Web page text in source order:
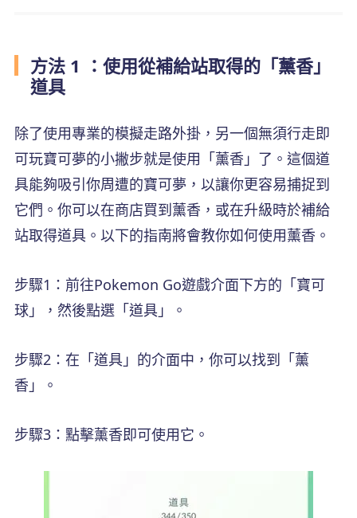
方法 1 ：使用從補給站取得的「薰香」
道具
除了使用專業的模擬走路外掛，另一個無須行走即
可玩寶可夢的小撇步就是使用「薰香」了。這個道
具能夠吸引你周遭的寶可夢，以讓你更容易捕捉到
它們。你可以在商店買到薰香，或在升級時於補給
站取得道具。以下的指南將會教你如何使用薰香。
步驟1：前往Pokemon Go遊戲介面下方的「寶可
球」，然後點選「道具」。
步驟2：在「道具」的介面中，你可以找到「薰
香」。
步驟3：點擊薰香即可使用它。